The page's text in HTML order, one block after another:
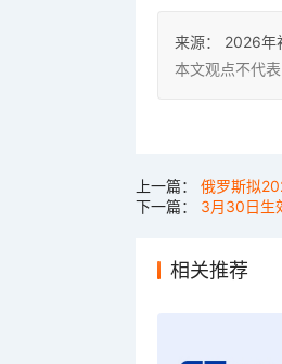
来源：
2026年
本文观点不代
上一篇： 俄罗斯拟
下一篇： 3月30日生
相关推荐